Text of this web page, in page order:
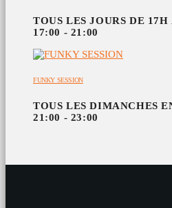
TOUS LES JOURS DE
17:00 - 21:00
FUNKY SESSION
TOUS LES DIMANCHES
21:00 - 23:00